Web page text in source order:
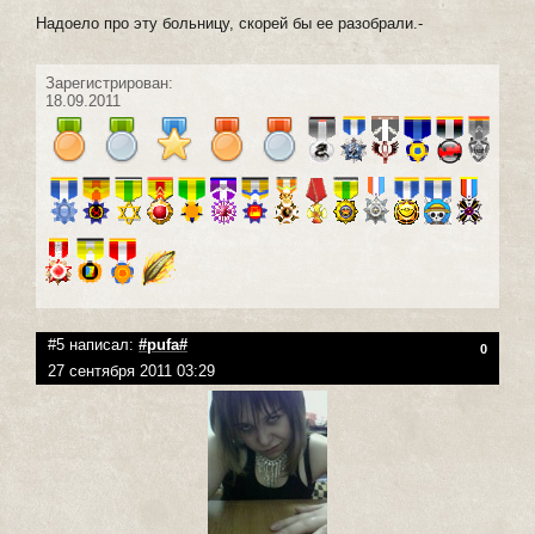
Надоело про эту больницу, скорей бы ее разобрали.-
Зарегистрирован:
18.09.2011
#5 написал: #pufa# 0
27 сентября 2011 03:29